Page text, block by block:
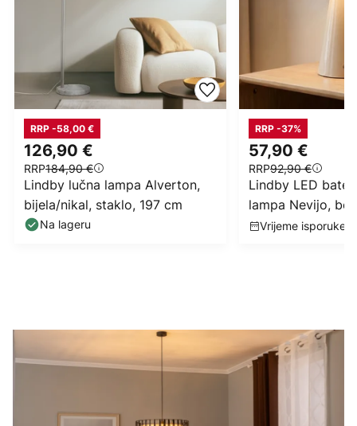
126,90 €
RRP184,90 €
RRP -58,00 €
Lindby lučna lampa Alverton,
bijela/nikal, staklo, 197 cm
Na lageru
57,90 €
RRP92,90 €
RRP -37%
Lindby LED
lampa Nevijo,
USB, dimmer
Vrijeme isporuke: